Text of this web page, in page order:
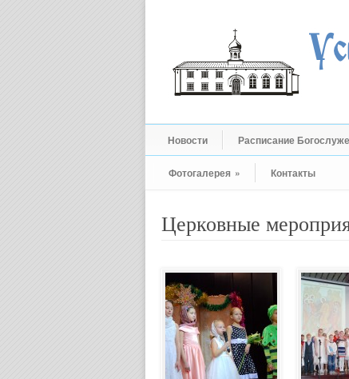
Новости Расписание
Фотогалерея » Контакты
Церковные